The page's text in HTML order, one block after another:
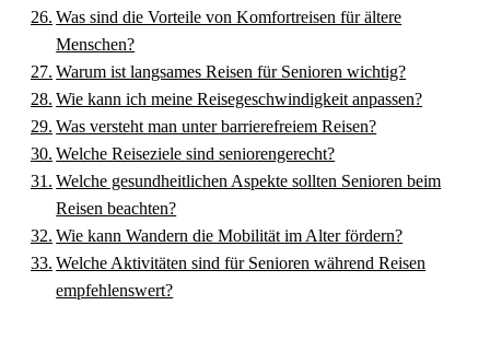
Was sind die Vorteile von Komfortreisen für ältere
Menschen?
Warum ist langsames Reisen für Senioren wichtig?
Wie kann ich meine Reisegeschwindigkeit anpassen?
Was versteht man unter barrierefreiem Reisen?
Welche Reiseziele sind seniorengerecht?
Welche gesundheitlichen Aspekte sollten Senioren beim
Reisen beachten?
Wie kann Wandern die Mobilität im Alter fördern?
Welche Aktivitäten sind für Senioren während Reisen
empfehlenswert?